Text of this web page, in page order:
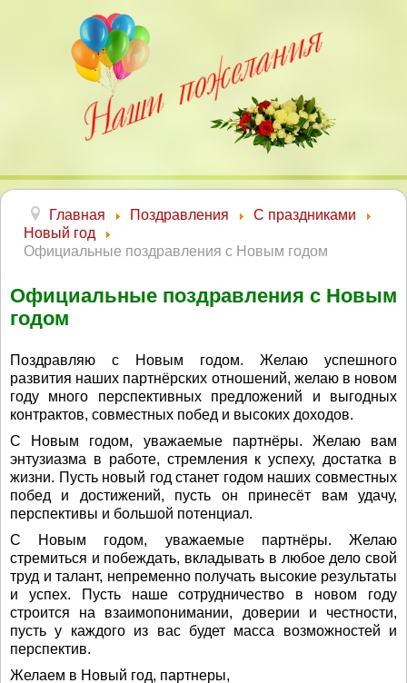
Главная Поздравления
С праздниками
Новый год
Официальные поздравления с Новым годом
Официальные поздравления с Новым
годом
Поздравляю с Новым годом. Желаю успешного
развития наших партнёрских отношений, желаю в новом
году много перспективных предложений и выгодных
контрактов, совместных побед и высоких доходов.
С Новым годом, уважаемые партнёры. Желаю вам
энтузиазма в работе, стремления к успеху, достатка в
жизни. Пусть новый год станет годом наших совместных
побед и достижений, пусть он принесёт вам удачу,
перспективы и большой потенциал.
С Новым годом, уважаемые партнёры. Желаю
стремиться и побеждать, вкладывать в любое дело свой
труд и талант, непременно получать высокие результаты
и успех. Пусть наше сотрудничество в новом году
строится на взаимопонимании, доверии и честности,
пусть у каждого из вас будет масса возможностей и
перспектив.
Желаем в Новый год, партнеры,